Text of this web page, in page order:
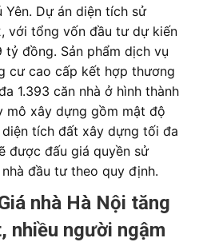
Yên. Dự án diện tích sử
với tổng vốn đầu tư dự kiến
tỷ đồng. Sản phẩm dịch vụ
cư cao cấp kết hợp thương
1.393 căn nhà ở hình thành
mô xây dựng gồm mật độ
tích đất xây dựng tối đa
được đấu giá quyền sử
đầu tư theo quy định.
nhà Hà Nội tăng
nhiều người ngậm